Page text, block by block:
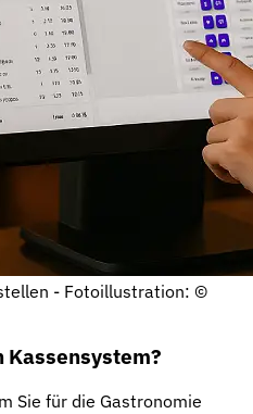
- Fotoillustration: ©
Kassensystem?
Sie für die Gastronomie